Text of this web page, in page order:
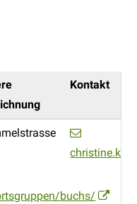
Kontakt
buchs/